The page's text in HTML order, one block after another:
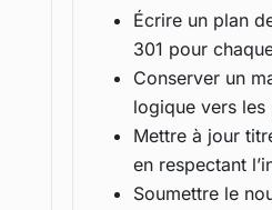
Écrire un plan
301 pour
Conserver un
logique vers les
Mettre à jour
en respectant
Soumettre le